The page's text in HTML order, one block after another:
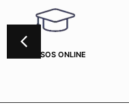
CURSOS ONLINE